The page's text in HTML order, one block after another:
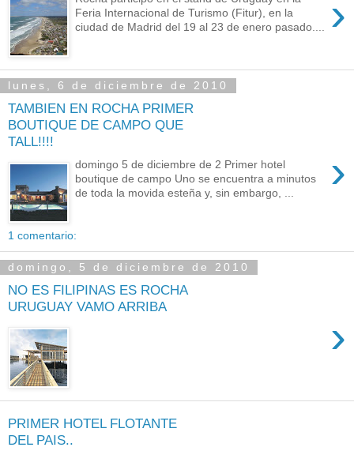
›
Feria Internacional de Turismo (Fitur), en la
ciudad de Madrid del 19 al 23 de enero pasado....
lunes, 6 de diciembre de 2010
TAMBIEN EN ROCHA PRIMER
BOUTIQUE DE CAMPO QUE
TALL!!!!
›
domingo 5 de diciembre de 2 Primer hotel
boutique de campo Uno se encuentra a minutos
de toda la movida esteña y, sin embargo, ...
1 comentario:
domingo, 5 de diciembre de 2010
NO ES FILIPINAS ES ROCHA
URUGUAY VAMO ARRIBA
›
PRIMER HOTEL FLOTANTE
DEL PAIS..